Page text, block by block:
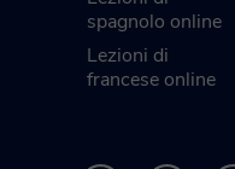
spagnolo online
Lezioni di
francese online